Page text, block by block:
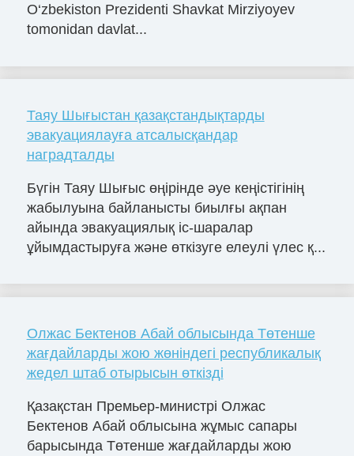
O‘zbekiston Prezidenti Shavkat Mirziyoyev
tomonidan davlat...
Таяу Шығыстан қазақстандықтарды
эвакуациялауға атсалысқандар
наградталды
Бүгін Таяу Шығыс өңірінде әуе кеңістігінің
жабылуына байланысты биылғы ақпан
айында эвакуациялық іс-шаралар
ұйымдастыруға және өткізуге елеулі үлес қ...
Олжас Бектенов Абай облысында Төтенше
жағдайларды жою жөніндегі республикалық
жедел штаб отырысын өткізді
Қазақстан Премьер-министрі Олжас
Бектенов Абай облысына жұмыс сапары
барысында Төтенше жағдайларды жою